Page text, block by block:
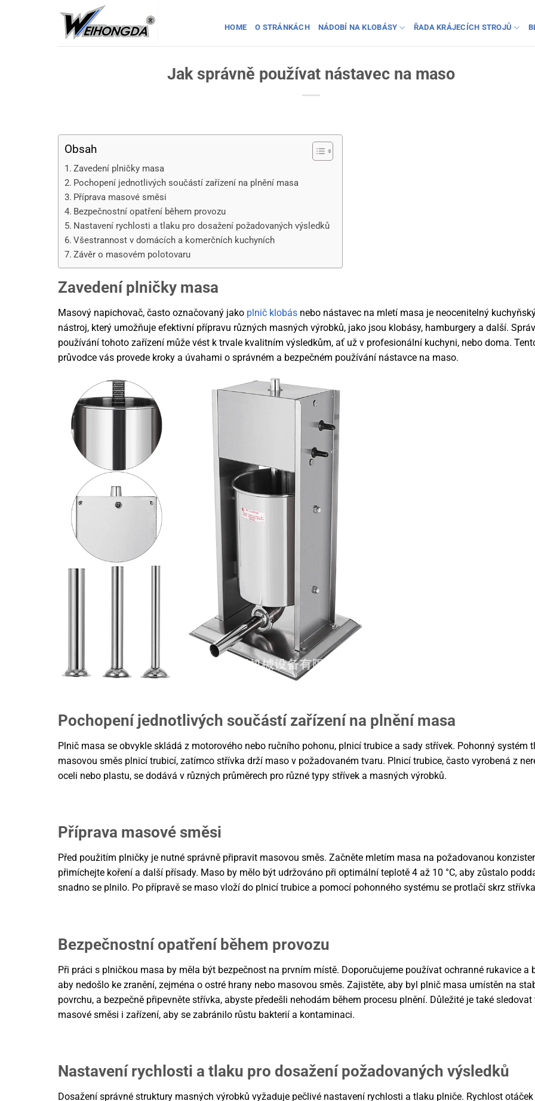
HOME O STRÁNKÁCH NÁDOBÍ NA KLOBÁSY ŘADA KRÁJECÍCH STROJŮ
Jak správně používat nástavec na maso
Obsah
Zavedení plničky masa
Pochopení jednotlivých součástí zařízení na plnění masa
Příprava masové směsi
Bezpečnostní opatření během provozu
Nastavení rychlosti a tlaku pro dosažení požadovaných výsledků
Všestrannost v domácích a komerčních kuchyních
Závěr o masovém polotovaru
Zavedení plničky masa
Masový napichovač, často označovaný jako plnič klobás nebo nástavec na mletí masa je neocenitelný
nástroj, který umožňuje efektivní přípravu různých masných výrobků, jako jsou klobásy, hamburgery a další.
používání tohoto zařízení může vést k trvale kvalitním výsledkům, ať už v profesionální kuchyni, nebo doma.
průvodce vás provede kroky a úvahami o správném a bezpečném používání nástavce na maso.
Pochopení jednotlivých součástí zařízení na plnění masa
Plnič masa se obvykle skládá z motorového nebo ručního pohonu, plnicí trubice a sady střívek. Pohonný systém
masovou směs plnicí trubicí, zatímco střívka drží maso v požadovaném tvaru. Plnicí trubice, často vyrobená z
oceli nebo plastu, se dodává v různých průměrech pro různé typy střívek a masných výrobků.
Příprava masové směsi
Před použitím plničky je nutné správně připravit masovou směs. Začněte mletím masa na požadovanou
přimíchejte koření a další přísady. Maso by mělo být udržováno při optimální teplotě 4 až 10 °C, aby zůstalo
snadno se plnilo. Po přípravě se maso vloží do plnicí trubice a pomocí pohonného systému se protlačí skrz
Bezpečnostní opatření během provozu
Při práci s plničkou masa by měla být bezpečnost na prvním místě. Doporučujeme používat ochranné rukavice a
aby nedošlo ke zranění, zejména o ostré hrany nebo masovou směs. Zajistěte, aby byl plnič masa umístěn na
povrchu, a bezpečně připevněte střívka, abyste předešli nehodám během procesu plnění. Důležité je také sledovat
masové směsi i zařízení, aby se zabránilo růstu bakterií a kontaminaci.
Nastavení rychlosti a tlaku pro dosažení požadovaných výsledků
Dosažení správné struktury masných výrobků vyžaduje pečlivé nastavení rychlosti a tlaku plniče. Rychlost otáček